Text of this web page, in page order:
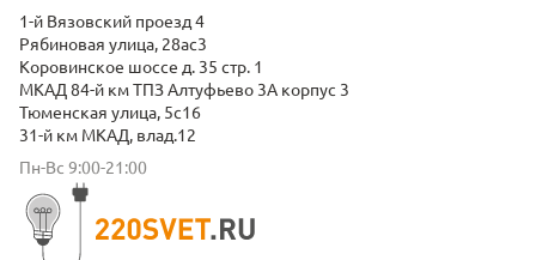
1-й Вязовский проезд 4
Рябиновая улица, 28ас3
Коровинское шоссе д. 35 стр. 1
МКАД 84-й км ТПЗ Алтуфьево 3А корпус 3
Тюменская улица, 5с16
31-й км МКАД, влад.12
Пн-Вс 9:00-21:00